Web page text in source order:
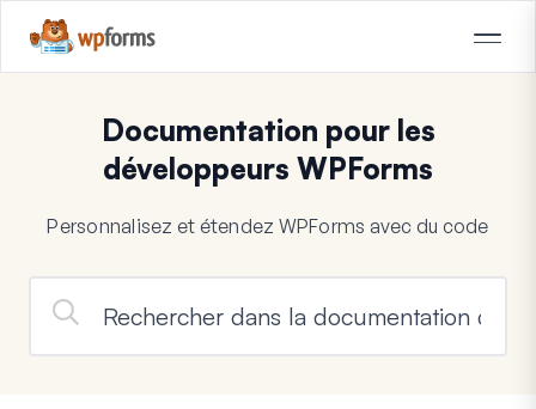
Documentation pour les
développeurs WPForms
Personnalisez et étendez WPForms avec du code